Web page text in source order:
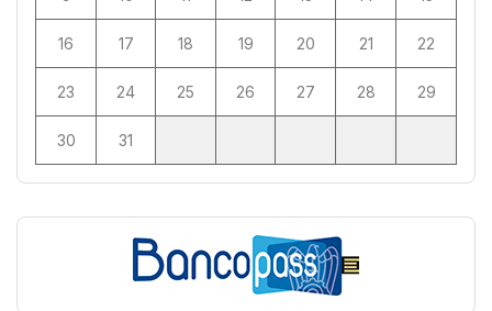
16 17 18 19 20 21 22
23 24 25 26 27 28 29
30 31